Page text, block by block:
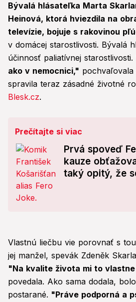
Bývalá hlásateľka Marta
Heinová, ktorá hviezdila na
televízie, bojuje s rakovinou
v domácej starostlivosti. Bývalá
účinnosť paliatívnej starostlivosti.
ako v nemocnici,"
spravila teraz zásadné životné
Blesk.cz.
Prečítajte si viac
Prvá spoveď
kauze
taký opitý, že
Vlastnú liečbu vie porovnať s
jej manžel, spevák Zdeněk
"Na kvalite života mi to
povedala. Ako sama dodala,
postarané. "Práve podporná a